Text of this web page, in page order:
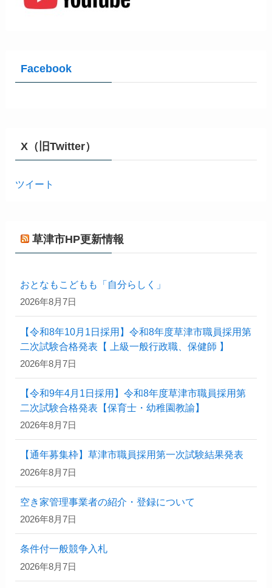
Facebook
X（旧Twitter）
ツイート
草津市HP更新情報
おとなもこどもも「自分らしく」
2026年8月7日
【令和8年10月1日採用】令和8年度草津市職員採用第
二次試験合格発表【 上級一般行政職、保健師 】
2026年8月7日
【令和9年4月1日採用】令和8年度草津市職員採用第
二次試験合格発表【保育士・幼稚園教諭】
2026年8月7日
【通年募集枠】草津市職員採用第一次試験結果発表
2026年8月7日
空き家管理事業者の紹介・登録について
2026年8月7日
条件付一般競争入札
2026年8月7日